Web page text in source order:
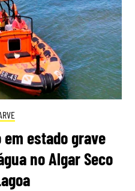
estado grave
no Algar Seco